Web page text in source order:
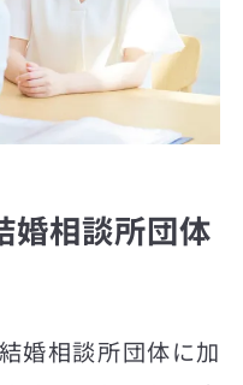
婚相談所団体
婚相談所団体に加